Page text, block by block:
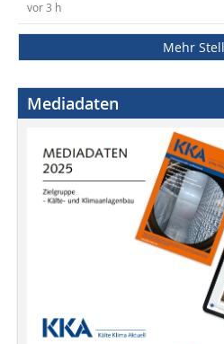
vor 3 h
Mehr
Mediadaten